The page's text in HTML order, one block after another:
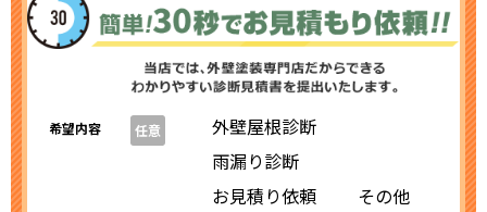
希望内容 任意
外壁屋根診断
雨漏り診断
お見積り依頼
その他